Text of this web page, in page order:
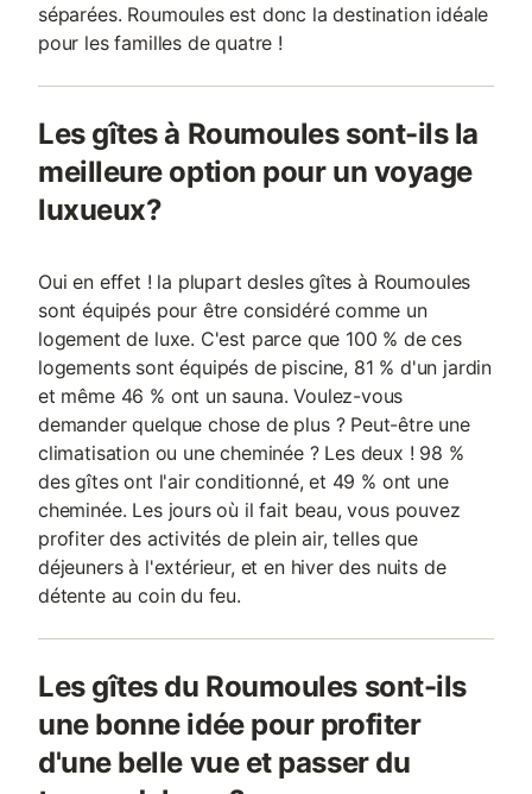
séparées. Roumoules est donc la destination idéale
pour les familles de quatre !
Les gîtes à Roumoules sont-ils la
meilleure option pour un voyage
luxueux?
Oui en effet ! la plupart desles gîtes à Roumoules
sont équipés pour être considéré comme un
logement de luxe. C'est parce que 100 % de ces
logements sont équipés de piscine, 81 % d'un jardin
et même 46 % ont un sauna. Voulez-vous
demander quelque chose de plus ? Peut-être une
climatisation ou une cheminée ? Les deux ! 98 %
des gîtes ont l'air conditionné, et 49 % ont une
cheminée. Les jours où il fait beau, vous pouvez
profiter des activités de plein air, telles que
déjeuners à l'extérieur, et en hiver des nuits de
détente au coin du feu.
Les gîtes du Roumoules sont-ils
une bonne idée pour profiter
d'une belle vue et passer du